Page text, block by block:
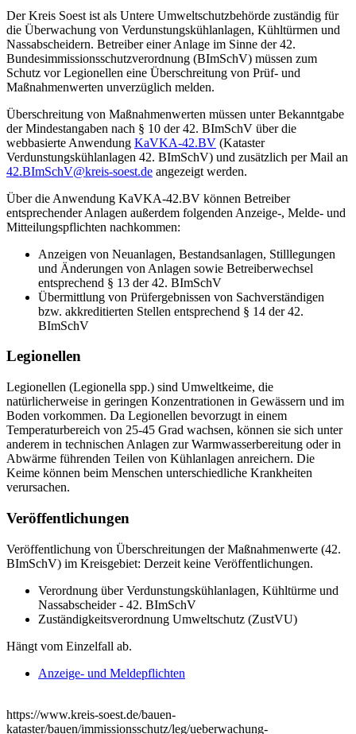
Der Kreis Soest ist als Untere Umweltschutzbehörde zuständig für
die Überwachung von Verdunstungskühlanlagen, Kühltürmen und
Nassabscheidern. Betreiber einer Anlage im Sinne der 42.
Bundesimmissionsschutzverordnung (BImSchV) müssen zum
Schutz vor Legionellen eine Überschreitung von Prüf- und
Maßnahmenwerten unverzüglich melden.
Überschreitung von Maßnahmenwerten müssen unter Bekanntgabe
der Mindestangaben nach § 10 der 42. BImSchV über die
webbasierte Anwendung KaVKA-42.BV (Kataster
Verdunstungskühlanlagen 42. BImSchV) und zusätzlich per Mail an
42.BImSchV@kreis-soest.de angezeigt werden.
Über die Anwendung KaVKA-42.BV können Betreiber
entsprechender Anlagen außerdem folgenden Anzeige-, Melde- und
Mitteilungspflichten nachkommen:
Anzeigen von Neuanlagen, Bestandsanlagen, Stilllegungen
und Änderungen von Anlagen sowie Betreiberwechsel
entsprechend § 13 der 42. BImSchV
Übermittlung von Prüfergebnissen von Sachverständigen
bzw. akkreditierten Stellen entsprechend § 14 der 42.
BImSchV
Legionellen
Legionellen (Legionella spp.) sind Umweltkeime, die
natürlicherweise in geringen Konzentrationen in Gewässern und im
Boden vorkommen. Da Legionellen bevorzugt in einem
Temperaturbereich von 25-45 Grad wachsen, können sie sich unter
anderem in technischen Anlagen zur Warmwasserbereitung oder in
Abwärme führenden Teilen von Kühlanlagen anreichern. Die
Keime können beim Menschen unterschiedliche Krankheiten
verursachen.
Veröffentlichungen
Veröffentlichung von Überschreitungen der Maßnahmenwerte (42.
BImSchV) im Kreisgebiet: Derzeit keine Veröffentlichungen.
Verordnung über Verdunstungskühlanlagen, Kühltürme und
Nassabscheider - 42. BImSchV
Zuständigkeitsverordnung Umweltschutz (ZustVU)
Hängt vom Einzelfall ab.
Anzeige- und Meldepflichten
https://www.kreis-soest.de/bauen-
kataster/bauen/immissionsschutz/leg/ueberwachung-